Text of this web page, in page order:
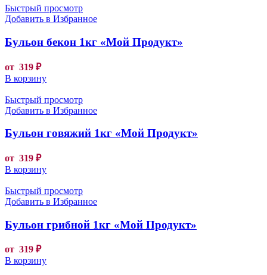
Быстрый просмотр
Добавить в Избранное
Бульон бекон 1кг «Мой Продукт»
от 319 ₽
В корзину
Быстрый просмотр
Добавить в Избранное
Бульон говяжий 1кг «Мой Продукт»
от 319 ₽
В корзину
Быстрый просмотр
Добавить в Избранное
Бульон грибной 1кг «Мой Продукт»
от 319 ₽
В корзину